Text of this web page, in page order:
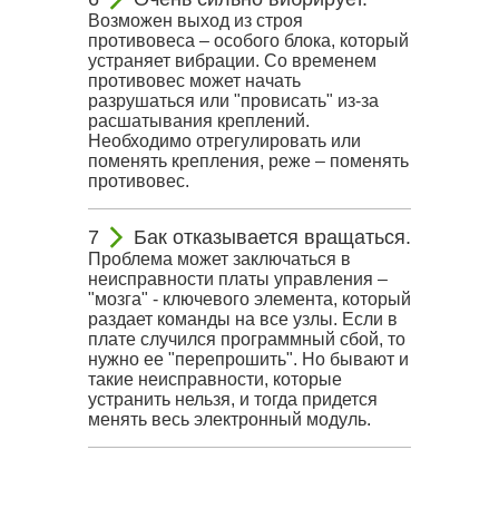
Возможен выход из строя
противовеса – особого блока, который
устраняет вибрации. Со временем
противовес может начать
разрушаться или "провисать" из-за
расшатывания креплений.
Необходимо отрегулировать или
поменять крепления, реже – поменять
противовес.
Бак отказывается вращаться.
Проблема может заключаться в
неисправности платы управления –
"мозга" - ключевого элемента, который
раздает команды на все узлы. Если в
плате случился программный сбой, то
нужно ее "перепрошить". Но бывают и
такие неисправности, которые
устранить нельзя, и тогда придется
менять весь электронный модуль.